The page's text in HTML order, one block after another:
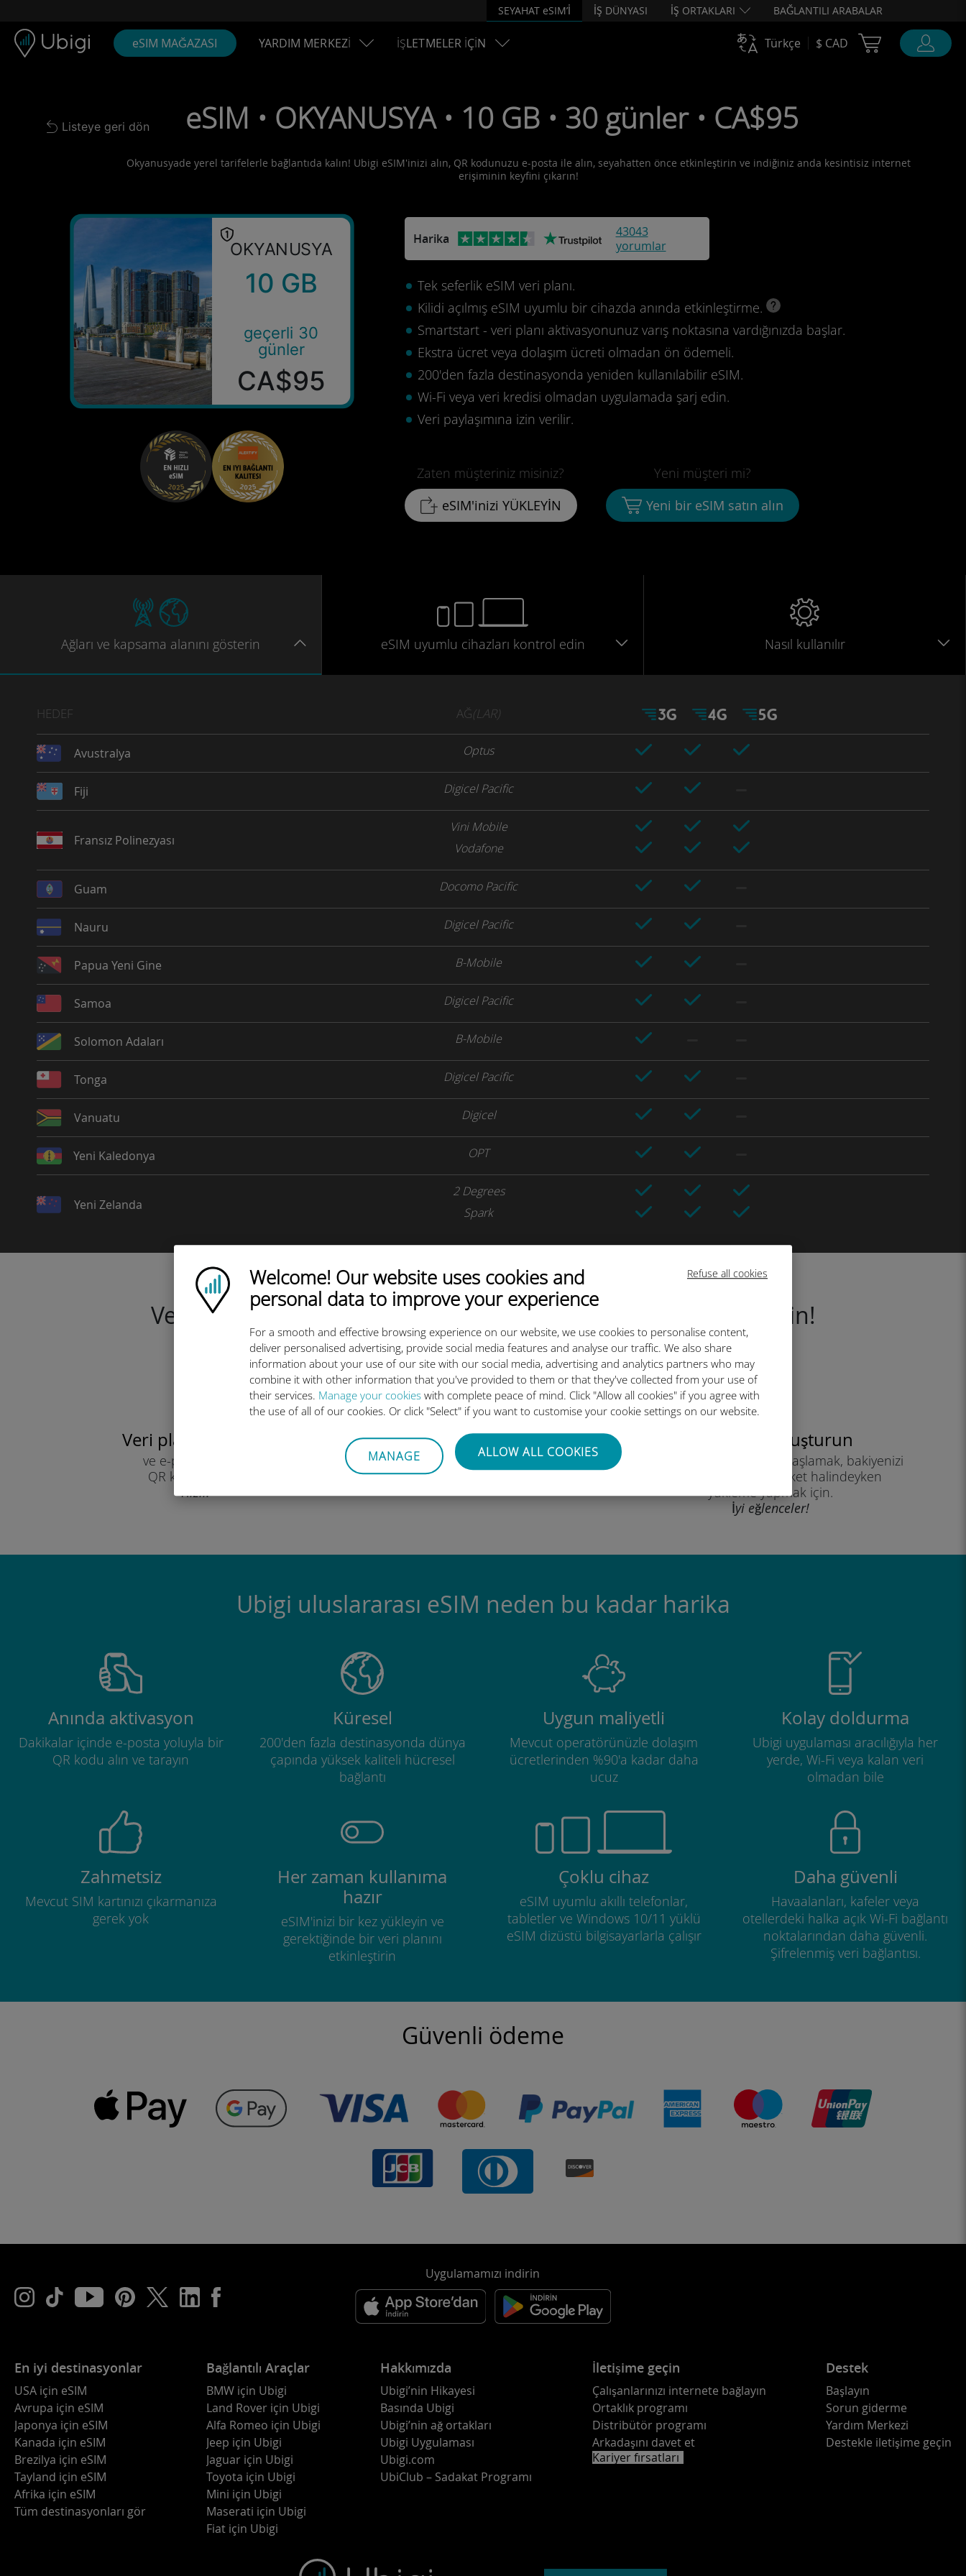
Refuse all cookies
Ubigi logo
Welcome! Our website uses cookies and
personal data to improve your experience
For a smooth and effective browsing experience on our website, we use cookies to personalise content,
deliver personalised advertising, provide social media features and analyse our traffic. We also share
information about your use of our site with our social media, advertising and analytics partners who may
combine it with other information that you've provided to them or that they've collected from your use of
their services. Manage your cookies with complete peace of mind. Click "Allow all cookies" if you agree with
the use of all of our cookies. Or click "Select" if you want to customise your cookie settings on our website.
MANAGE ALLOW ALL COOKIES
SEYAHAT eSIM’İ İŞ DÜNYASI İŞ ORTAKLARI BAĞLANTILI ARABALAR
eSIM MAĞAZASI YARDIM MERKEZİ İŞLETMELER İÇİN Türkçe $ CAD Cart Ubigi
Back to list
Listeye geri dön eSIM • OKYANUSYA • 10 GB • 30 günler • CA$95
Okyanusyade yerel tarifelerle bağlantıda kalın! Ubigi eSIM'inizi alın, QR kodunuzu e-posta ile alın, seyahatten önce etkinleştirin ve indiğiniz anda kesintisiz internet
erişiminin keyfini çıkarın!
OKYANUSYA
10 GB
geçerli 30
günler
CA$95
Harika
43043
yorumlar
Tek seferlik eSIM veri planı.
Kilidi açılmış eSIM uyumlu bir cihazda anında etkinleştirme.
Smartstart - veri planı aktivasyonunuz varış noktasına vardığınızda başlar.
Ekstra ücret veya dolaşım ücreti olmadan ön ödemeli.
200'den fazla destinasyonda yeniden kullanılabilir eSIM.
Wi-Fi veya veri kredisi olmadan uygulamada şarj edin.
Veri paylaşımına izin verilir.
Zaten müşteriniz misiniz?
eSIM'inizi YÜKLEYİN
Yeni müşteri mi?
Yeni bir eSIM satın alın
Ağları ve kapsama alanını gösterin eSIM uyumlu cihazları kontrol edin Nasıl kullanılır
HEDEF AĞ(LAR)
Avustralya Optus
Fiji Digicel Pacific
Fransız Polinezyası
Vini Mobile
Vodafone
Guam Docomo Pacific
Nauru Digicel Pacific
Papua Yeni Gine B-Mobile
Samoa Digicel Pacific
Solomon Adaları B-Mobile
Tonga Digicel Pacific
Vanuatu Digicel
Yeni Kaledonya OPT
Yeni Zelanda
2 Degrees
Spark
Veri planınızı bugün seçin ve seyahatinizden önce etkinleştirin!
Veri planınızı seçin
ve e-posta yoluyla
QR kodu ile alın.
Hızlı!
QR kodunu tarayın
veri planını etkinleştirmek ve
Ubigi eSIM'i yüklemek için.Çok basit!
Hesabınızı oluşturun
veri planınızı kullanmaya başlamak, bakiyenizi
kontrol etmek ve hareket halindeyken
yükleme yapmak için.
İyi eğlenceler!
Ubigi uluslararası eSIM neden bu kadar harika
Anında aktivasyon
Dakikalar içinde e-posta yoluyla bir
QR kodu alın ve tarayın
Küresel
200'den fazla destinasyonda dünya
çapında yüksek kaliteli hücresel
bağlantı
Uygun maliyetli
Mevcut operatörünüzle dolaşım
ücretlerinden %90'a kadar daha
ucuz
Kolay doldurma
Ubigi uygulaması aracılığıyla her
yerde, Wi-Fi veya kalan veri
olmadan bile
Zahmetsiz
Mevcut SIM kartınızı çıkarmanıza
gerek yok
Her zaman kullanıma
hazır
eSIM'inizi bir kez yükleyin ve
gerektiğinde bir veri planını
etkinleştirin
Çoklu cihaz
eSIM uyumlu akıllı telefonlar,
tabletler ve Windows 10/11 yüklü
eSIM dizüstü bilgisayarlarla çalışır
Daha güvenli
Havaalanları, kafeler veya
otellerdeki halka açık Wi-Fi bağlantı
noktalarından daha güvenli.
Şifrelenmiş veri bağlantısı.
Güvenli ödeme
Uygulamamızı indirin
En iyi destinasyonlar
USA için eSIM
Avrupa için eSIM
Japonya için eSIM
Kanada için eSIM
Brezilya için eSIM
Tayland için eSIM
Afrika için eSIM
Tüm destinasyonları gör
Bağlantılı Araçlar
BMW için Ubigi
Land Rover için Ubigi
Alfa Romeo için Ubigi
Jeep için Ubigi
Jaguar için Ubigi
Toyota için Ubigi
Mini için Ubigi
Maserati için Ubigi
Fiat için Ubigi
Hakkımızda
Ubigi’nin Hikayesi
Basında Ubigi
Ubigi’nin ağ ortakları
Ubigi Uygulaması
Ubigi.com
UbiClub – Sadakat Programı
İletişime geçin
Çalışanlarınızı internete bağlayın
Ortaklık programı
Distribütör programı
Arkadaşını davet et
Kariyer fırsatları
Destek
Başlayın
Sorun giderme
Yardım Merkezi
Destekle iletişime geçin